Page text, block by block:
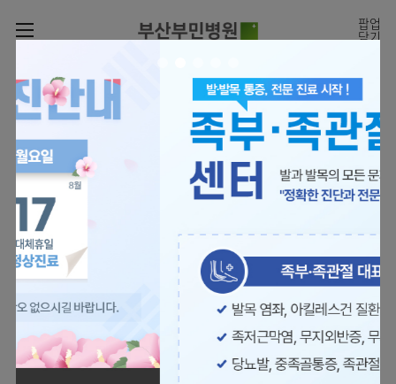
팝업
닫기
로그인
회원가입
나의진료정보
온라인진료예약
증명서재발급
증명서발급내역
전문센터
전문센터
전체보기
관절센터
로봇수술센터
족부·
족관절클리닉
척추센터
척추내시경센터
심뇌혈관센터
진료안내
진료과
진료과 전체보기
정형외과
신경외과
소화기내과
순환기내과
호흡기내과
의료진
진료시간표
외래진료
입원/
병문안
진료협력센터
이용안내
장비안내
층별안내
증명서재발급
병원소개
병원장인사말
비전과
부민스토리
미디어센터
언론보도
부민그룹소개
이사장소개
부민그룹소식
진료예약
빠르고 쉬운 진료예약을
하실 수 있습니다.
대표전화 | 1670-0082
의료진 소개
[진료시간표]
월요일 09:00~18:00
화~금 09:00~17:00
관절센터
보건복지부 지정
척추센터
최소상처 척추수술을 원칙